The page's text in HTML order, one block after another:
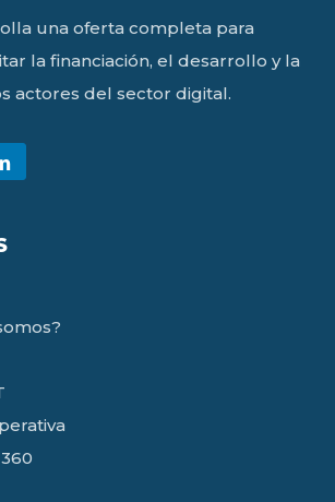
una oferta completa para
la financiación, el desarrollo y la
actores del sector digital.